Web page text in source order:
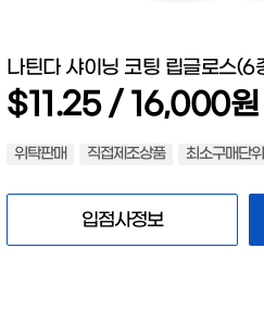
나틴다 샤이닝 코팅 립글로스
$11.25 / 16,000원
위탁판매 직접제조상품 최소구매단
입점사정보